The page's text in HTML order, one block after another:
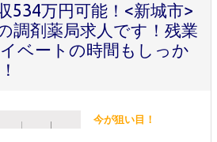
534万円可能！<新城市>
調剤薬局求人です！残業
ベートの時間もしっか
今が狙い目！